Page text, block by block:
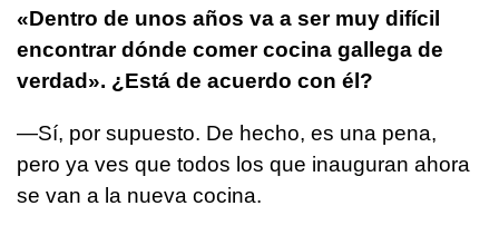
«Dentro de unos años va a ser muy difícil
encontrar dónde comer cocina gallega de
verdad». ¿Está de acuerdo con él?
—Sí, por supuesto. De hecho, es una pena,
pero ya ves que todos los que inauguran ahora
se van a la nueva cocina.